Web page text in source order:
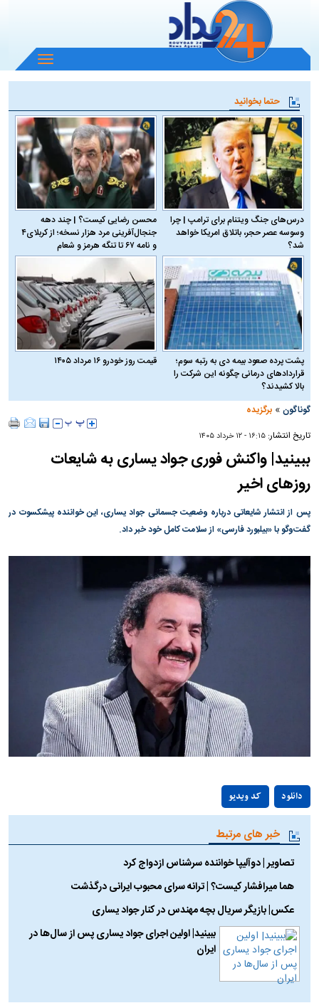
باز
و
منو
حتما بخوانید
درس‌های جنگ ویتنام برای ترامپ | چرا
وسوسه عصر حجر، باتلاق امریکا خواهد
شد؟
محسن رضایی کیست؟ | چند دهه
جنجال‌آفرینی مرد هزار نسخه؛ از کربلای۴
و نامه ۶۷ تا تنگه هرمز و شعام
پشت پرده صعود بیمه دی به رتبه سوم؛
قراردادهای درمانی چگونه این شرکت را
بالا کشیدند؟
قیمت روز خودرو ۱۶ مرداد ۱۴۰۵
گوناگون »برگزیده
تاریخ انتشار:۱۶:۱۵ - ۱۲ خرداد ۱۴۰۵
ببینید| واکنش فوری جواد یساری به شایعات
روز‌های اخیر
پس از انتشار شایعاتی درباره وضعیت جسمانی جواد یساری، این خواننده پیشکسوت در
گفت‌و‌گو با «بیلبورد فارسی» از سلامت کامل خود خبر داد.
کد ویدیو دانلود
خبر های مرتبط
تصاویر | دوآلیپا خواننده سرشناس ازدواج کرد
هما میرافشار کیست؟ | ترانه سرای محبوب ایرانی درگذشت
عکس| بازیگر سریال بچه مهندس در کنار جواد یساری
ببینید| اولین اجرای جواد یساری پس از سال‌ها در
ایران